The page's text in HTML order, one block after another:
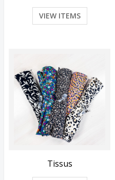
VIEW ITEMS
Tissus